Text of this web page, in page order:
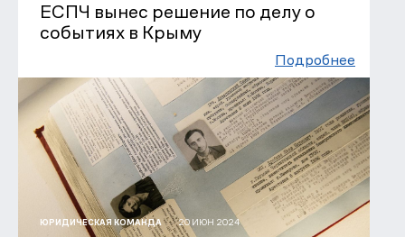
ЕСПЧ вынес решение по делу о
событиях в Крыму
Подробнее
ЮРИДИЧЕСКАЯ КОМАНДА 20 ИЮН 2024